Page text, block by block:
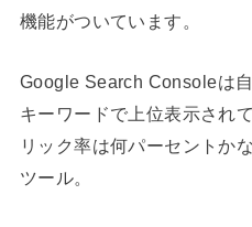
機能がついています。
Google Search Consoleは
キーワードで上位表示され
リック率は何パーセントか
ツール。